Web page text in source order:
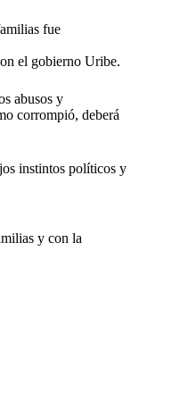
fue
el gobierno Uribe.
abusos y
corrompió, deberá
instintos políticos y
y con la